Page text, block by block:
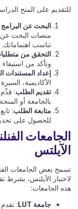
للتقديم على المنح
البحث عن البرامج
منصات البحث عن
تناسب اهتماماتك.
التحقق من
وتأكد من
إعداد المستندات
الأكاديمية،
تقديم الطلب: قدِّم
بالجامعة أو
متابعة الطلب:
للحصول على
الجامعات
الآيلتس
تسمح بعض الجامعات
لاختبار الآيلتس، بشرط
هذه الجامعات:
جامعة LUT
: